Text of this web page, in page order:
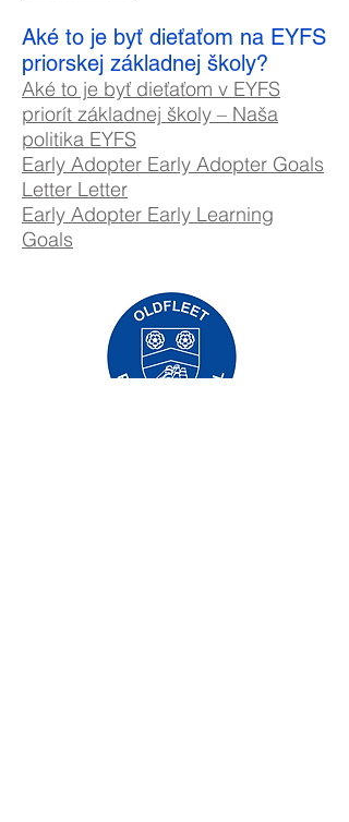
Aké to je byť dieťaťom na EYFS
priorskej základnej školy?
Aké to je byť dieťaťom v EYFS
priorít základnej školy – Naša
politika EYFS
Early Adopter Early Adopter Goals
Letter Letter
Early Adopter Early Learning
Goals